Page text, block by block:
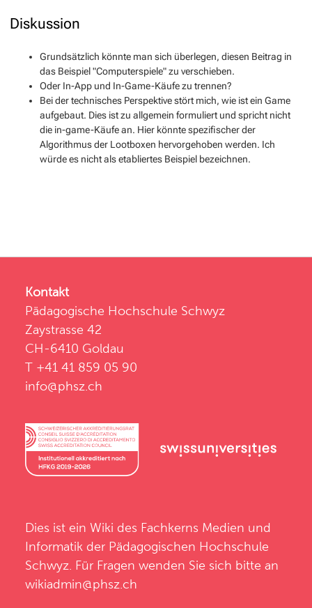
Diskussion
Grundsätzlich könnte man sich überlegen, diesen Beitrag in
das Beispiel "Computerspiele" zu verschieben.
Oder In-App und In-Game-Käufe zu trennen?
Bei der technisches Perspektive stört mich, wie ist ein Game
aufgebaut. Dies ist zu allgemein formuliert und spricht nicht
die in-game-Käufe an. Hier könnte spezifischer der
Algorithmus der Lootboxen hervorgehoben werden. Ich
würde es nicht als etabliertes Beispiel bezeichnen.
Kontakt
Pädagogische Hochschule Schwyz
Zaystrasse 42
CH-6410 Goldau
T +41 41 859 05 90
info@phsz.ch
Dies ist ein Wiki des Fachkerns Medien und
Informatik der Pädagogischen Hochschule
Schwyz . Für Fragen wenden Sie sich bitte an
wikiadmin@phsz.ch